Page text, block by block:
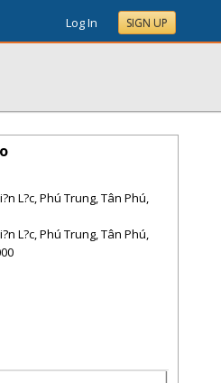
Log In SIGN UP
L?c, Phú Trung, Tân Phú,
L?c, Phú Trung, Tân Phú,